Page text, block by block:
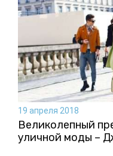
19 апреля 2018
Великолепный
уличной моды –